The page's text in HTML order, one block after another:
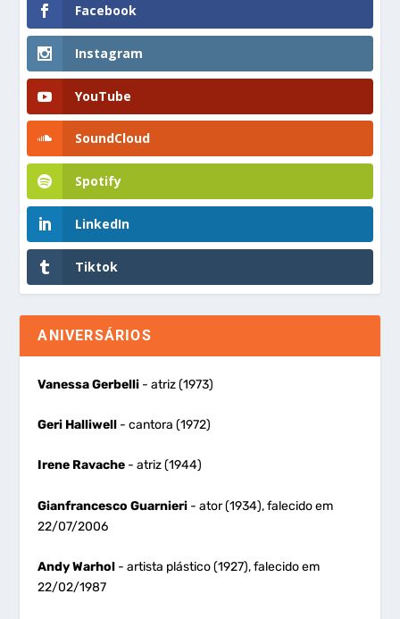
Facebook
Instagram
YouTube
SoundCloud
Spotify
LinkedIn
Tiktok
ANIVERSÁRIOS
Vanessa Gerbelli - atriz (1973)
Geri Halliwell - cantora (1972)
Irene Ravache - atriz (1944)
Gianfrancesco Guarnieri - ator (1934), falecido em
22/07/2006
Andy Warhol - artista plástico (1927), falecido em
22/02/1987